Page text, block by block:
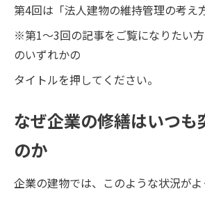
第4回は「法人建物の維持管理の考え
※第1～3回の記事をご覧になりたい
のいずれかの
タイトルを押してください。
なぜ企業の修繕はいつも
のか
企業の建物では、このような状況がよ